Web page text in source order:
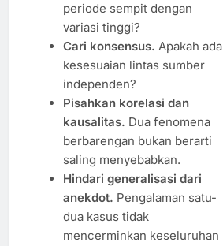
periode sempit dengan
variasi tinggi?
Cari konsensus. Apakah ada
kesesuaian lintas sumber
independen?
Pisahkan korelasi dan
kausalitas. Dua fenomena
berbarengan bukan berarti
saling menyebabkan.
Hindari generalisasi dari
anekdot. Pengalaman satu-
dua kasus tidak
mencerminkan keseluruhan